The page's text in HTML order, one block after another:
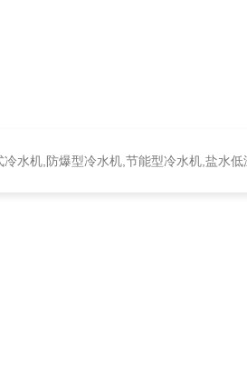
冷水机,防爆型冷水机,节能型冷水机,盐水低